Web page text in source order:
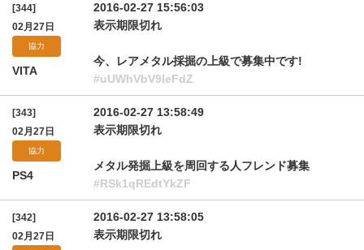
[344]
02月27日
協力
VITA
2016-02-27 15:56:03
表示期限切れ
今、レアメタル採掘の上級で募集中です!
#uUWhVbV9leFdZ
[343]
02月27日
協力
PS4
2016-02-27 13:58:49
表示期限切れ
メタル発掘上級を周回する人フレンド募集
#RSk1qREdtYkZF
[342]
02月27日
2016-02-27 13:58:05
表示期限切れ